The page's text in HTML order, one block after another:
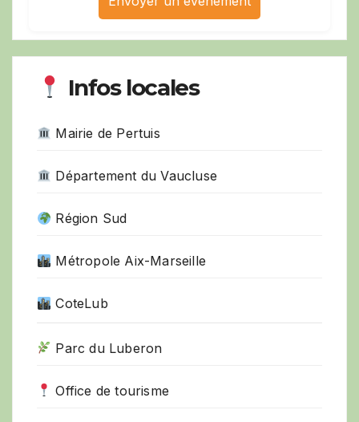
Infos locales
Mairie de Pertuis
Département du Vaucluse
Région Sud
Métropole Aix-Marseille
CoteLub
Parc du Luberon
Office de tourisme